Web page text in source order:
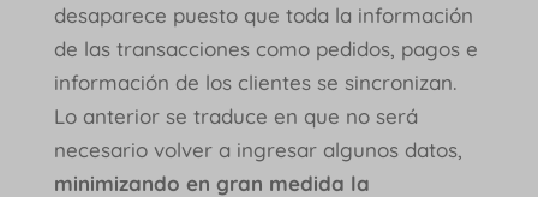
desaparece puesto que toda la información
de las transacciones como pedidos, pagos e
información de los clientes se sincronizan.
Lo anterior se traduce en que no será
necesario volver a ingresar algunos datos,
minimizando en gran medida la